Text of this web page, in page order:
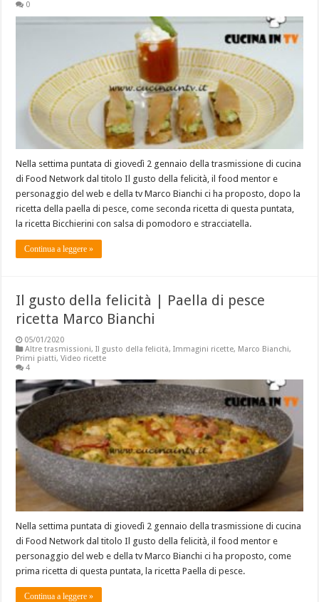
0
Nella settima puntata di giovedì 2 gennaio della trasmissione di cucina
di Food Network dal titolo Il gusto della felicità, il food mentor e
personaggio del web e della tv Marco Bianchi ci ha proposto, dopo la
ricetta della paella di pesce, come seconda ricetta di questa puntata,
la ricetta Bicchierini con salsa di pomodoro e stracciatella.
Continua a leggere »
Il gusto della felicità | Paella di pesce
ricetta Marco Bianchi
05/01/2020
Altre trasmissioni,Il gusto della felicità,Immagini ricette, Marco Bianchi,
Primi piatti,Video ricette
4
Nella settima puntata di giovedì 2 gennaio della trasmissione di cucina
di Food Network dal titolo Il gusto della felicità, il food mentor e
personaggio del web e della tv Marco Bianchi ci ha proposto, come
prima ricetta di questa puntata, la ricetta Paella di pesce.
Continua a leggere »